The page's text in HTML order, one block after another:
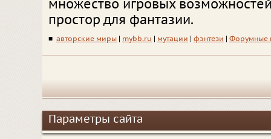
множество игровых
простор для фантазии.
■ авторские миры mybb.ru мутации фэнтези Форумные
Параметры сайта